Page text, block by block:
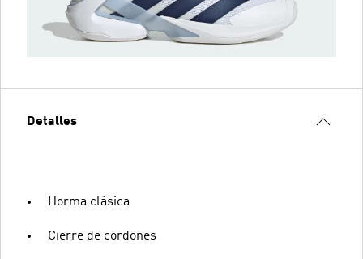
Detalles
Horma clásica
Cierre de cordones